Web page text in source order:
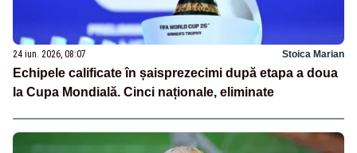
24 iun. 2026, 08:07 Stoica Marian
Echipele calificate în șaisprezecimi după etapa a doua
la Cupa Mondială. Cinci naționale, eliminate